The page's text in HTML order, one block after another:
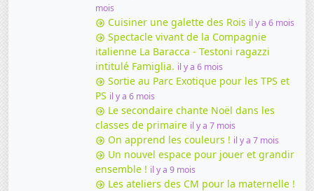
mois
Cuisiner une galette des Rois il y a 6 mois
Spectacle vivant de la Compagnie
italienne La Baracca - Testoni ragazzi
intitulé Famiglia. il y a 6 mois
Sortie au Parc Exotique pour les TPS et
PS il y a 6 mois
Le secondaire chante Noël dans les
classes de primaire il y a 7 mois
On apprend les couleurs ! il y a 7 mois
Un nouvel espace pour jouer et grandir
ensemble ! il y a 9 mois
Les ateliers des CM pour la maternelle !